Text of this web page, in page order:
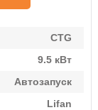
CTG
9.5 кВт
Автозапуск
Lifan